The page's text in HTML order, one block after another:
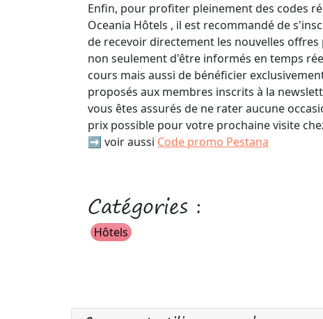
Enfin, pour profiter pleinement des codes
Oceania Hôtels , il est recommandé de
de recevoir directement les nouvelles offres
non seulement d'être informés en temps
cours mais aussi de bénéficier
proposés aux membres inscrits à la
vous êtes assurés de ne rater aucune
prix possible pour votre prochaine visite
➡️ voir aussi Code promo Pestana
Catégories :
Hôtels